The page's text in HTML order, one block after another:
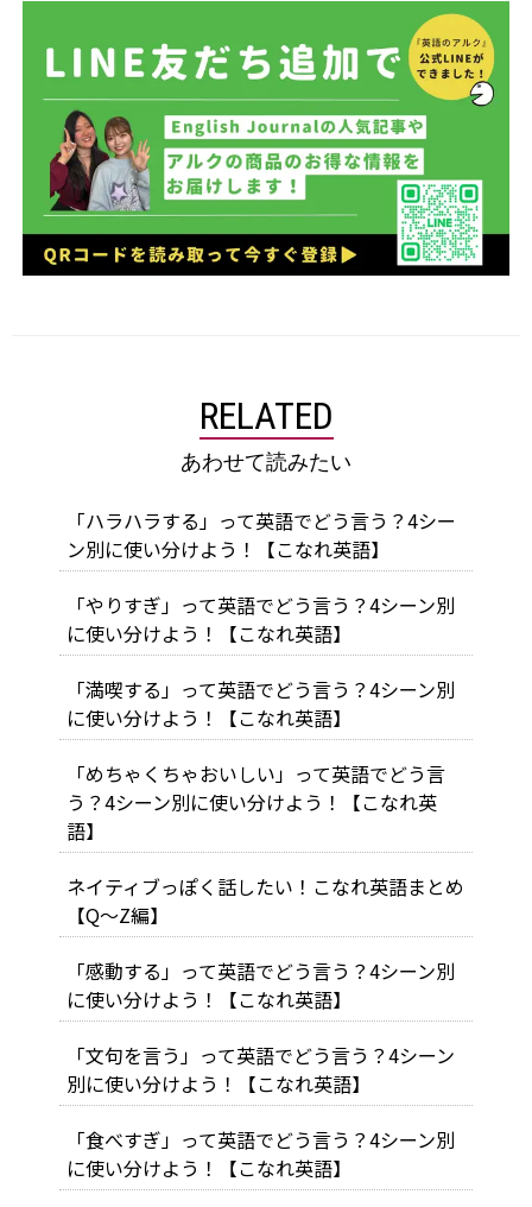
RELATED
あわせて読みたい
「ハラハラする」って英語でどう言う？4シー
ン別に使い分けよう！【こなれ英語】
「やりすぎ」って英語でどう言う？4シーン別
に使い分けよう！【こなれ英語】
「満喫する」って英語でどう言う？4シーン別
に使い分けよう！【こなれ英語】
「めちゃくちゃおいしい」って英語でどう言
う？4シーン別に使い分けよう！【こなれ英
語】
ネイティブっぽく話したい！こなれ英語まとめ
【Q～Z編】
「感動する」って英語でどう言う？4シーン別
に使い分けよう！【こなれ英語】
「文句を言う」って英語でどう言う？4シーン
別に使い分けよう！【こなれ英語】
「食べすぎ」って英語でどう言う？4シーン別
に使い分けよう！【こなれ英語】